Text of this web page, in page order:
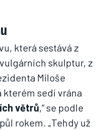
která sestává z
skulptur, z
Miloše
kterém sedí vrána
větrů,“ se podle
rokem. „Tehdy už